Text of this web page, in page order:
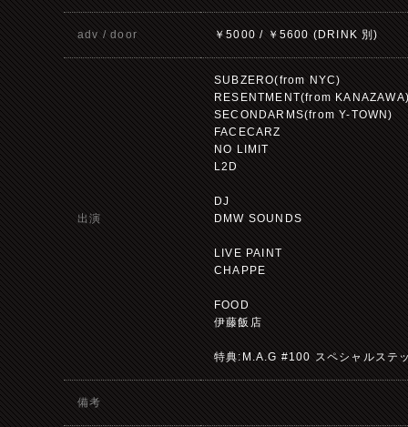
adv / door ￥5000 / ￥5600 (DRINK 別)
出演
SUBZERO(from NYC)
RESENTMENT(from
SECONDARMS(from Y-TOWN)
FACECARZ
NO LIMIT
L2D
DJ
DMW SOUNDS
LIVE PAINT
CHAPPE
FOOD
伊藤飯店
特典:M.A.G #100 スペシャルステ
備考